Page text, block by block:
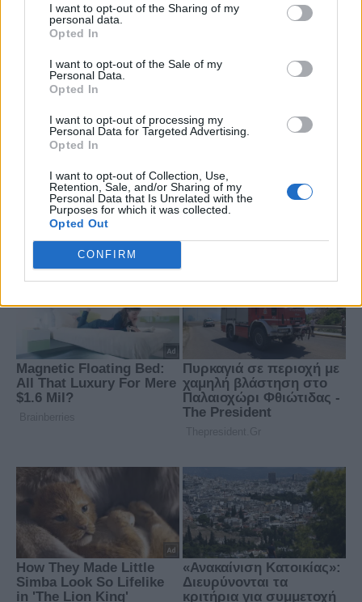
I want to opt-out of the Sharing of my
personal data.
Opted In
I want to opt-out of the Sale of my
Personal Data.
Opted In
I want to opt-out of processing my
Personal Data for Targeted Advertising.
Opted In
I want to opt-out of Collection, Use,
Retention, Sale, and/or Sharing of my
Personal Data that Is Unrelated with the
Purposes for which it was collected.
Opted Out
CONFIRM